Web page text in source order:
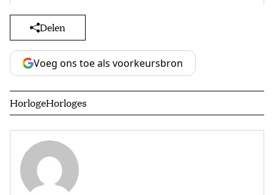
Delen
Voeg ons toe als voorkeursbron
HorlogeHorloges